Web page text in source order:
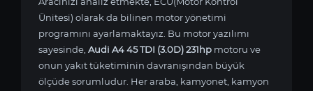
Ünitesi) olarak da bilinen motor yönetimi
programını ayarlamaktayız. Bu motor yazılımı
sayesinde, Audi A4 45 TDI (3.0D) 231hp motoru ve
onun yakıt tüketiminin davranışından büyük
ölçüde sorumludur. Her araba, kamyonet, kamyon